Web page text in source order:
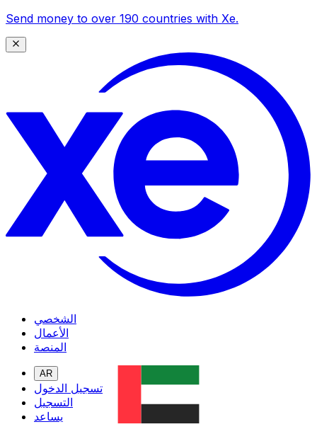
Send money to over 190 countries with Xe.
الشخصي
الأعمال
المنصة
AR
تسجيل الدخول
التسجيل
يساعد